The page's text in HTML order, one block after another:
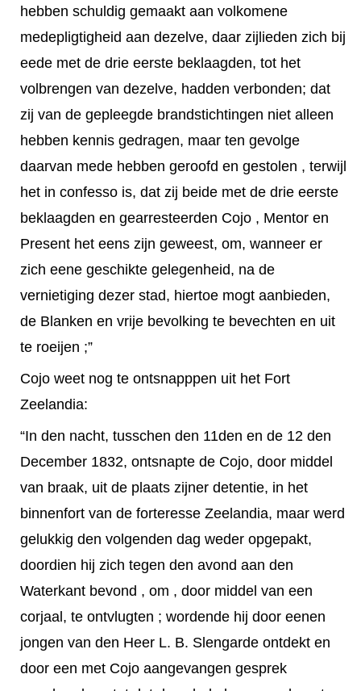
hebben schuldig gemaakt aan volkomene
medepligtigheid aan dezelve, daar zijlieden zich bij
eede met de drie eerste beklaagden, tot het
volbrengen van dezelve, hadden verbonden; dat
zij van de gepleegde brandstichtingen niet alleen
hebben kennis gedragen, maar ten gevolge
daarvan mede hebben geroofd en gestolen , terwijl
het in confesso is, dat zij beide met de drie eerste
beklaagden en gearresteerden Cojo , Mentor en
Present het eens zijn geweest, om, wanneer er
zich eene geschikte gelegenheid, na de
vernietiging dezer stad, hiertoe mogt aanbieden,
de Blanken en vrije bevolking te bevechten en uit
te roeijen ;”
Cojo weet nog te ontsnapppen uit het Fort
Zeelandia:
“In den nacht, tusschen den 11den en de 12 den
December 1832, ontsnapte de Cojo, door middel
van braak, uit de plaats zijner detentie, in het
binnenfort van de forteresse Zeelandia, maar werd
gelukkig den volgenden dag weder opgepakt,
doordien hij zich tegen den avond aan den
Waterkant bevond , om , door middel van een
corjaal, te ontvlugten ; wordende hij door eenen
jongen van den Heer L. B. Slengarde ontdekt en
door een met Cojo aangevangen gesprek